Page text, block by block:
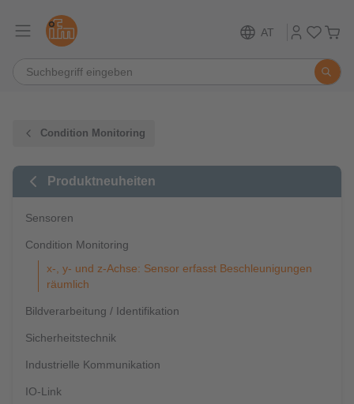
AT
Condition Monitoring
Produktneuheiten
Sensoren
Condition Monitoring
x-, y- und z-Achse: Sensor erfasst Beschleunigungen
räumlich
Bildverarbeitung / Identifikation
Sicherheitstechnik
Industrielle Kommunikation
IO-Link